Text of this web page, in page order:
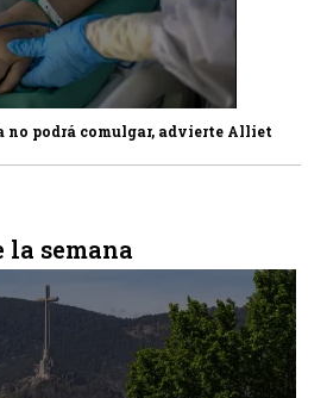
no podrá comulgar, advierte Alliet
la semana